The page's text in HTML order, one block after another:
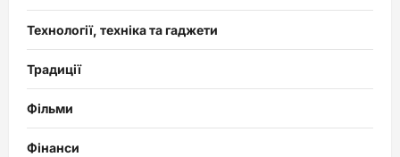
Технології, техніка та гаджети
Традиції
Фільми
Фінанси